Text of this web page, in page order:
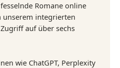
Romane online
integrierten
auf über sechs
wie ChatGPT, Perplexity